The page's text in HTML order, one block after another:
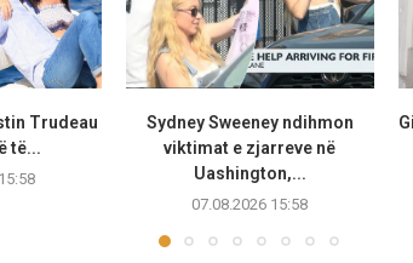
Trudeau
të...
Sydney Sweeney ndihmon
viktimat e zjarreve në
Uashington,...
07.08.2026 15:58